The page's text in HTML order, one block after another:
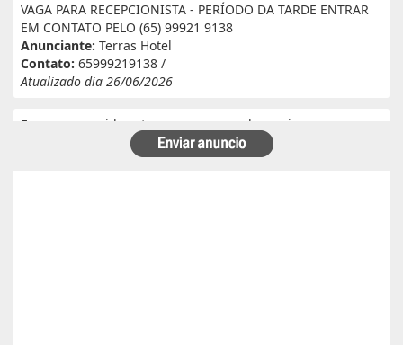
VAGA PARA RECEPCIONISTA - PERÍODO DA TARDE ENTRAR
EM CONTATO PELO (65) 99921 9138
Anunciante: Terras Hotel
Contato: 65999219138 /
Atualizado dia 26/06/2026
Eu e meu marido estamos a procura de serviço em
fazenda. Eu tenho experiência e referência em cantina, ele
tem experiência e referência em lavoura. Passa veneno,